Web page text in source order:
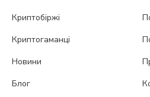
Криптобіржі
Криптогаманці
Новини
Блог